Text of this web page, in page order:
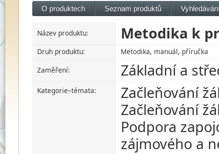
O produktech Seznam produktů
Název produktu: Metodika k
Druh produktu:
Metodika, manuál, příručka
Zaměření:
Základní a
Kategorie–témata:
Začleňování
Začleňování
Podpora
zájmového a